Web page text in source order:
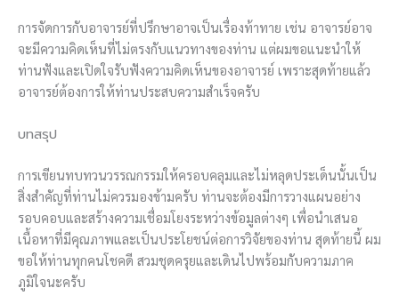
การจัดการกับอาจารย์ที่ปรึกษาอาจเป็นเรื่องท้าทาย เช่น อาจารย์อาจ
จะมีความคิดเห็นที่ไม่ตรงกับแนวทางของท่าน แต่ผมขอแนะนำให้
ท่านฟังและเปิดใจรับฟังความคิดเห็นของอาจารย์ เพราะสุดท้ายแล้ว
อาจารย์ต้องการให้ท่านประสบความสำเร็จครับ
บทสรุป
การเขียนทบทวนวรรณกรรมให้ครอบคลุมและไม่หลุดประเด็นนั้นเป็น
สิ่งสำคัญที่ท่านไม่ควรมองข้ามครับ ท่านจะต้องมีการวางแผนอย่าง
รอบคอบและสร้างความเชื่อมโยงระหว่างข้อมูลต่างๆ เพื่อนำเสนอ
เนื้อหาที่มีคุณภาพและเป็นประโยชน์ต่อการวิจัยของท่าน สุดท้ายนี้ ผม
ขอให้ท่านทุกคนโชคดี สวมชุดครุยและเดินไปพร้อมกับความภาค
ภูมิใจนะครับ